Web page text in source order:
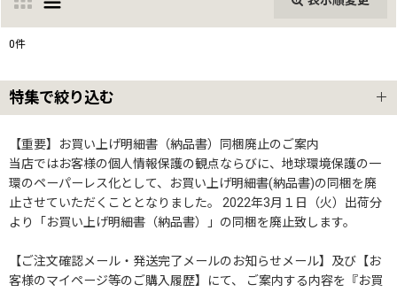
絞り込む
0件
特集で絞り込む
ハンガーラック4本セット
ハンガーラック3本セット
物流用重量ハンガーラック
【重要】お買い上げ明細書（納品書）同梱廃止のご案内
当店ではお客様の個人情報保護の観点ならびに、地球環境保護の一
環のペーパーレス化として、お買い上げ明細書(納品書)の同梱を廃
止させていただくこととなりました。 2022年3月１日（火）出荷分
より「お買い上げ明細書（納品書）」の同梱を廃止致します。
【ご注文確認メール・発送完了メールのお知らせメール】及び【お
客様のマイページ等のご購入履歴】にて、 ご案内する内容を『お買